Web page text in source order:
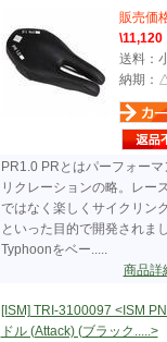
販売価
\11,120
送料：
納期：
PR1.0 PRとはパーフォーマ
リクレーションの略。レー
ではなく楽しくサイクリン
といった目的で開発されま
Typhoonをベー.....
商品
[ISM] TRI-3100097 <ISM
ドル (Attack) (ブラック.....>